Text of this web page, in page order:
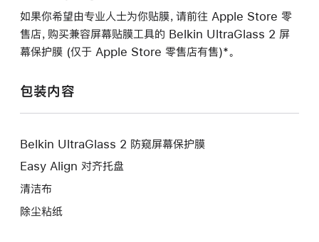
如果你希望由专业人士为你贴膜，请前往 Apple Store 零
售店，购买兼容屏幕贴膜工具的 Belkin UltraGlass 2 屏
幕保护膜 (仅于 Apple Store 零售店有售)*。
包装内容
Belkin UltraGlass 2 防窥屏幕保护膜
Easy Align 对齐托盘
清洁布
除尘粘纸